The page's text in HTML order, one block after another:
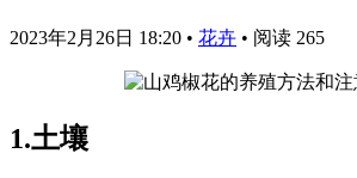
2023年2月26日 18:20 • 花卉 • 阅读 265
1.土壤